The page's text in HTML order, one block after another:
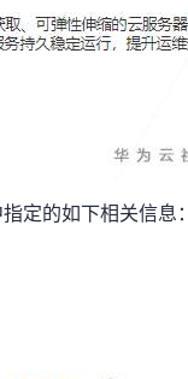
定的如下相关信息：